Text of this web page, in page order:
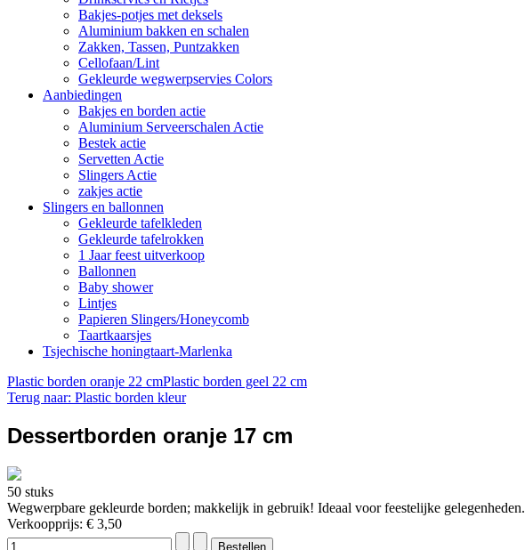
Bakjes-potjes met deksels
Aluminium bakken en schalen
Zakken, Tassen, Puntzakken
Cellofaan/Lint
Gekleurde wegwerpservies Colors
Aanbiedingen
Bakjes en borden actie
Aluminium Serveerschalen Actie
Bestek actie
Servetten Actie
Slingers Actie
zakjes actie
Slingers en ballonnen
Gekleurde tafelkleden
Gekleurde tafelrokken
1 Jaar feest uitverkoop
Ballonnen
Baby shower
Lintjes
Papieren Slingers/Honeycomb
Taartkaarsjes
Tsjechische honingtaart-Marlenka
Plastic borden oranje 22 cmPlastic borden geel 22 cm
Terug naar: Plastic borden kleur
Dessertborden oranje 17 cm
50 stuks
Wegwerpbare gekleurde borden; makkelijk in gebruik! Ideaal voor feestelijke gelegenheden.
Verkoopprijs: € 3,50